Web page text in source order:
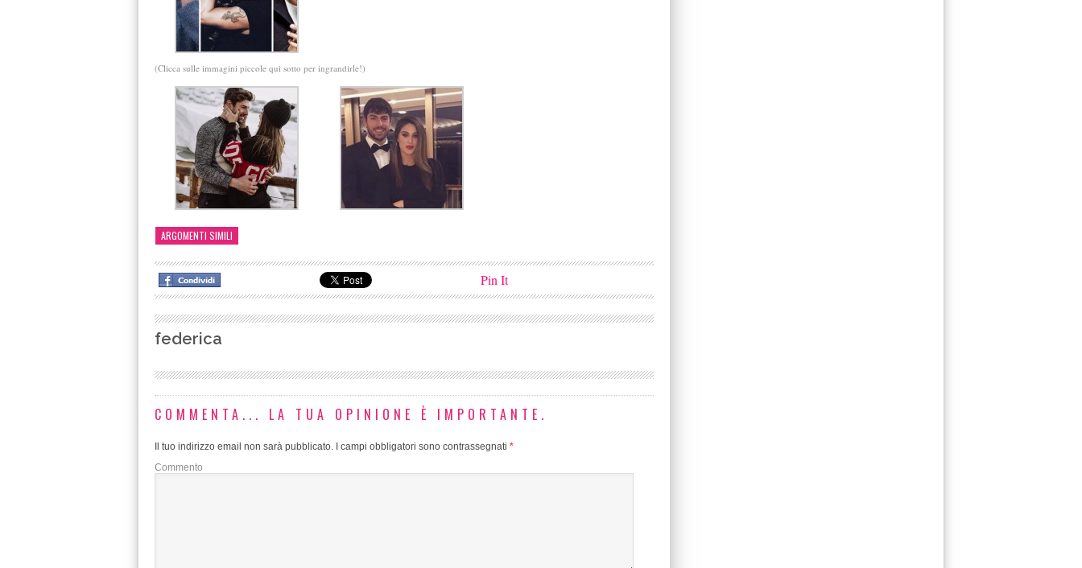
(Clicca sulle immagini piccole qui sotto per ingrandirle!)
ARGOMENTI SIMILI
Pin It
federica
COMMENTA... LA TUA OPINIONE È IMPORTANTE.
Il tuo indirizzo email non sarà pubblicato. I campi obbligatori sono contrassegnati *
Commento